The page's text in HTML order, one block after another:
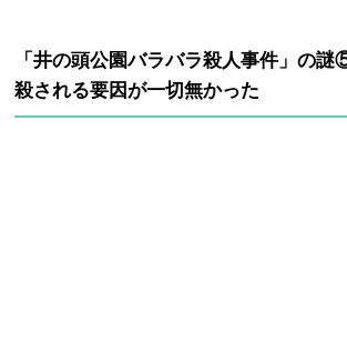
「井の頭公園バラバラ殺人事件」の
殺される要因が一切無かった